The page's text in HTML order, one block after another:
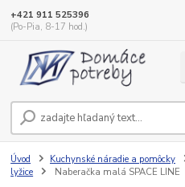
+421 911 525396
(Po-Pia, 8-17 hod.)
Úvod Kuchynské náradie a pomôcky
lyžice
Naberačka malá SPACE LINE